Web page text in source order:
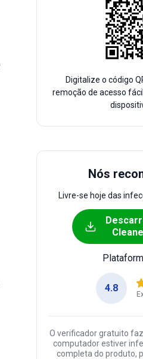
Digitalize o código
remoção de acesso
Nós
Livre-se hoje das
4.8
O verificador gratuito
computador estiver
completa do produto,